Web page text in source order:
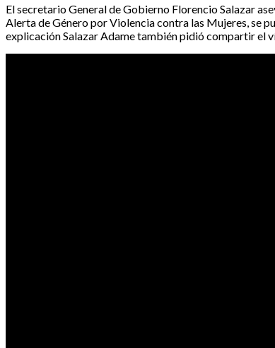
El secretario General de Gobierno Florencio Salazar
Alerta de Género por Violencia contra las Mujeres, se
explicación Salazar Adame también pidió compartir el